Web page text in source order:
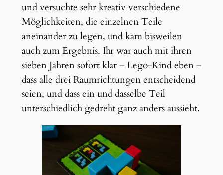
und versuchte sehr kreativ verschiedene
Möglichkeiten, die einzelnen Teile
aneinander zu legen, und kam bisweilen
auch zum Ergebnis. Ihr war auch mit ihren
sieben Jahren sofort klar – Lego-Kind eben –
dass alle drei Raumrichtungen entscheidend
seien, und dass ein und dasselbe Teil
unterschiedlich gedreht ganz anders aussieht.